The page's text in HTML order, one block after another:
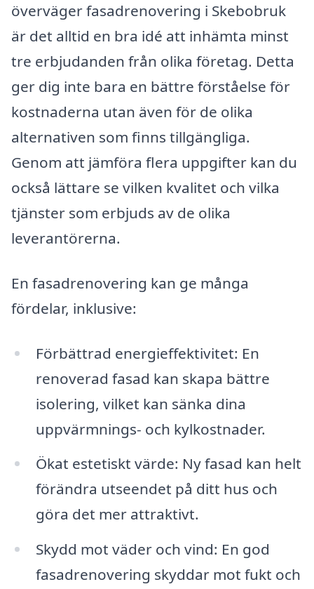
överväger fasadrenovering i Skebobruk
är det alltid en bra idé att inhämta minst
tre erbjudanden från olika företag. Detta
ger dig inte bara en bättre förståelse för
kostnaderna utan även för de olika
alternativen som finns tillgängliga.
Genom att jämföra flera uppgifter kan du
också lättare se vilken kvalitet och vilka
tjänster som erbjuds av de olika
leverantörerna.
En fasadrenovering kan ge många
fördelar, inklusive:
Förbättrad energieffektivitet: En
renoverad fasad kan skapa bättre
isolering, vilket kan sänka dina
uppvärmnings- och kylkostnader.
Ökat estetiskt värde: Ny fasad kan helt
förändra utseendet på ditt hus och
göra det mer attraktivt.
Skydd mot väder och vind: En god
fasadrenovering skyddar mot fukt och